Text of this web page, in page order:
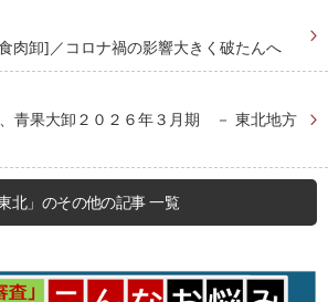
卸]／コロナ禍の影響大きく破たんへ
青果大卸２０２６年３月期 － 東北地方
東北」のその他の記事 一覧